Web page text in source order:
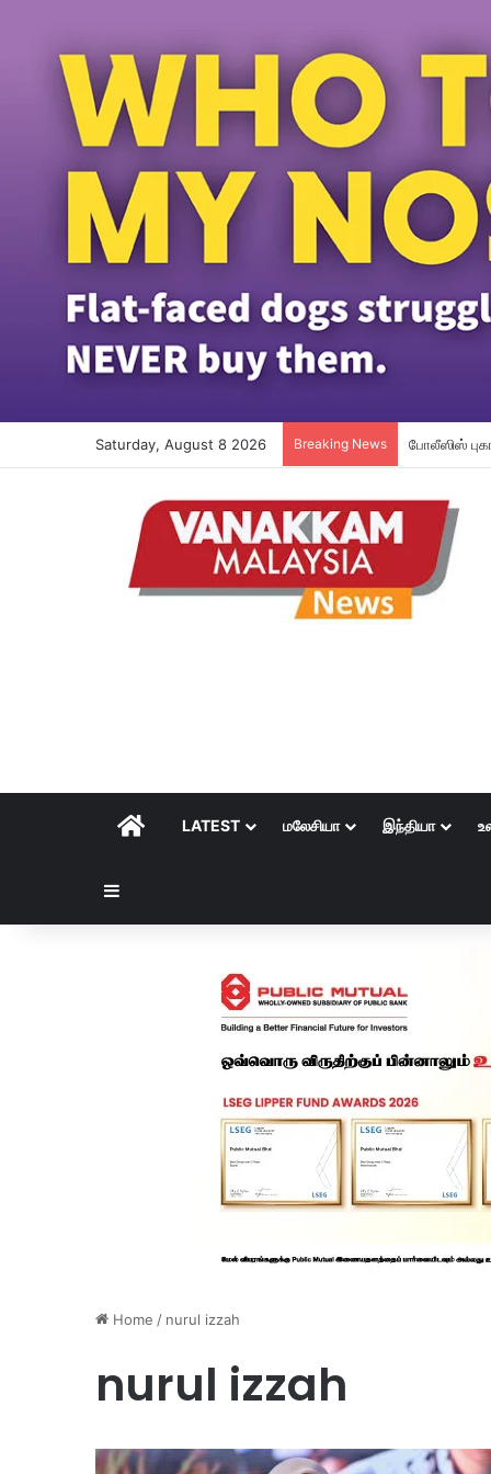
Saturday, August 8 2026 Breaking News மலேசியா –
HOMELATEST மலேசியா இந்தியா
Home / nurul izzah
nurul izzah